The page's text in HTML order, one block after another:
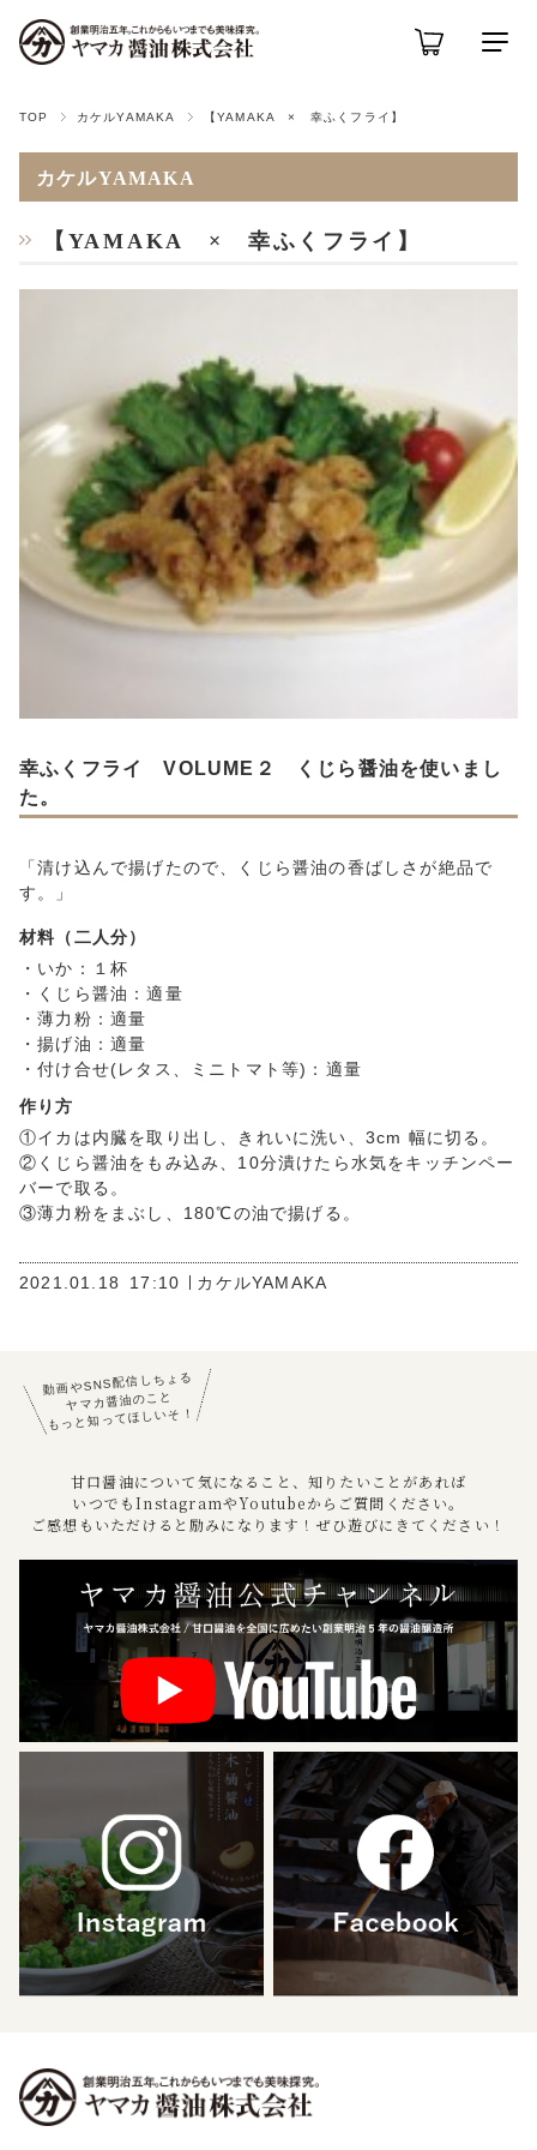
TOP カケルYAMAKA 【YAMAKA × 幸ふくフライ】
カケルYAMAKA
【YAMAKA × 幸ふくフライ】
幸ふくフライ VOLUME２ くじら醤油を使いまし
た。
「清け込んで揚げたので、くじら醤油の香ばしさが絶品で
す。」
材料（二人分）
・いか：１杯
・くじら醤油：適量
・薄力粉：適量
・揚げ油：適量
・付け合せ(レタス、ミニトマト等)：適量
作り方
①イカは内臓を取り出し、きれいに洗い、3cm 幅に切る。
②くじら醤油をもみ込み、10分潰けたら水気をキッチンペー
バーで取る。
③薄力粉をまぶし、180℃の油で揚げる。
2021.01.18 17:10 カケルYAMAKA
甘口醤油について気になること、知りたいことがあれば
いつでもInstagramやYoutubeからご質問ください。
ご感想もいただけると励みになります！ぜひ遊びにきてください！
動画やSNS配信しちょる
ヤマカ醤油のこと
もっと知ってほしいそ！